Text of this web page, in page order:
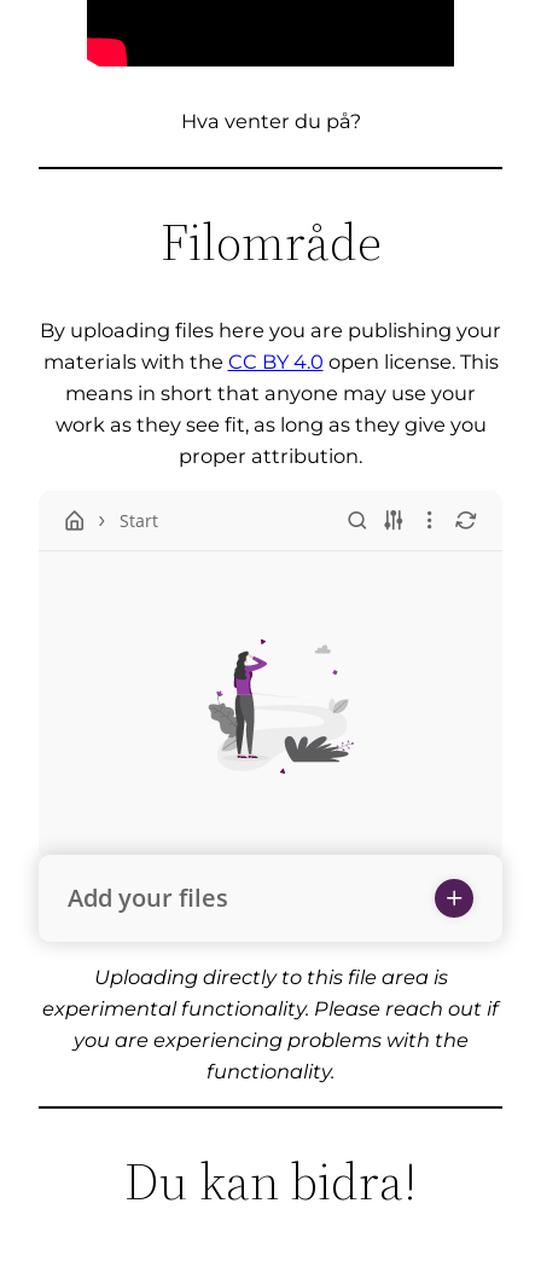
Hva venter du på?
Filområde
By uploading files here you are publishing your
materials with the CC BY 4.0 open license. This
means in short that anyone may use your
work as they see fit, as long as they give you
proper attribution.
Start
Add your files
Uploading directly to this file area is
experimental functionality. Please reach out if
you are experiencing problems with the
functionality.
Du kan bidra!